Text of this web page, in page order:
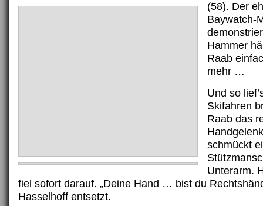
(58). Der
Baywatch-
Hammer
Raab
mehr …
Und so
Skifahren
Raab das
schmückt
Unterarm.
fiel sofort darauf. „Deine Hand … bist du
Hasselhoff entsetzt.